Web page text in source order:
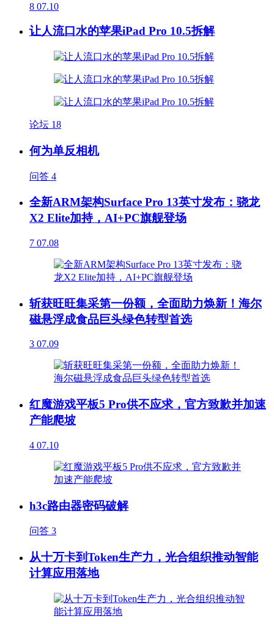
8 07.10
让人流口水的苹果iPad Pro 10.5拆解
论坛 18
何为单反相机
问答 4
全新ARM架构Surface Pro 13英寸发布：骁龙
X2 Elite加持，AI+PC旗舰登场
7 07.08
斩获旺旺集采第一份额，全面助力焕新！海尔
磁悬浮成食品巨头绿色转型首选
3 07.09
红魔游戏平板5 Pro供不应求，官方致歉并加速
产能爬坡
4 07.10
h3c路由器密码破解
问答 3
从十万卡到Token生产力，光合组织推动智能
计算应用落地